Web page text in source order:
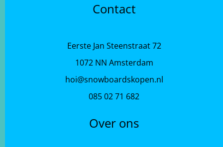
Contact
Eerste Jan Steenstraat 72
1072 NN Amsterdam
hoi@snowboardskopen.nl
085 02 71 682
Over ons